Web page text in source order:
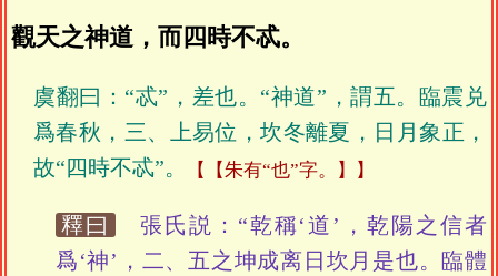
觀天之神道，而四時不忒。
虞翻曰：“忒”，差也。“神道”，謂五。臨震兑
爲春秋，三、上易位，坎冬離夏，日月象正，
故“四時不忒”。
【朱有“也”字。】
釋曰
張氏説：“乾稱‘道’，乾陽之信者
爲‘神’，二、五之坤成离日坎月是也。臨體